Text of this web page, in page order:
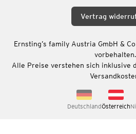
Vertrag
Ernsting’s family Austria GmbH &
vorbehalten.
Alle Preise verstehen sich inklusive
DeutschlandÖsterreich